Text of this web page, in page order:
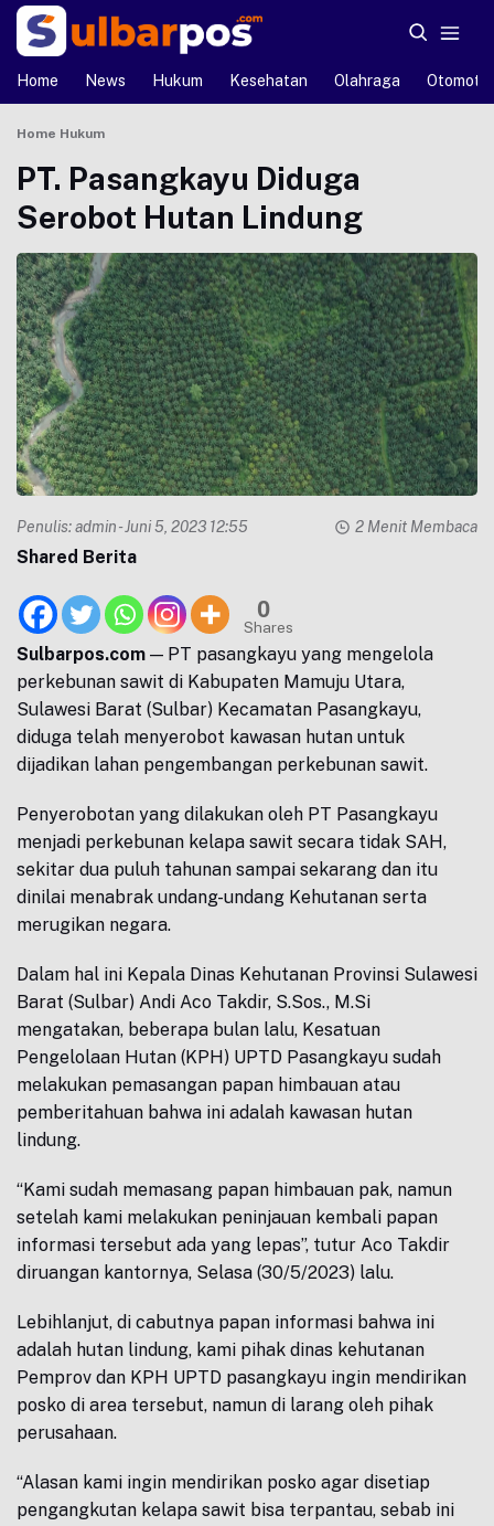
Home News Hukum Kesehatan Olahraga Otomotif
Home Hukum
PT. Pasangkayu Diduga
Serobot Hutan Lindung
Penulis:admin- Juni 5, 2023 12:55 2 Menit Membaca
Shared Berita
0
Shares
Sulbarpos.com — PT pasangkayu yang mengelola
perkebunan sawit di Kabupaten Mamuju Utara,
Sulawesi Barat (Sulbar) Kecamatan Pasangkayu,
diduga telah menyerobot kawasan hutan untuk
dijadikan lahan pengembangan perkebunan sawit.
Penyerobotan yang dilakukan oleh PT Pasangkayu
menjadi perkebunan kelapa sawit secara tidak SAH,
sekitar dua puluh tahunan sampai sekarang dan itu
dinilai menabrak undang-undang Kehutanan serta
merugikan negara.
Dalam hal ini Kepala Dinas Kehutanan Provinsi Sulawesi
Barat (Sulbar) Andi Aco Takdir, S.Sos., M.Si
mengatakan, beberapa bulan lalu, Kesatuan
Pengelolaan Hutan (KPH) UPTD Pasangkayu sudah
melakukan pemasangan papan himbauan atau
pemberitahuan bahwa ini adalah kawasan hutan
lindung.
“Kami sudah memasang papan himbauan pak, namun
setelah kami melakukan peninjauan kembali papan
informasi tersebut ada yang lepas”, tutur Aco Takdir
diruangan kantornya, Selasa (30/5/2023) lalu.
Lebihlanjut, di cabutnya papan informasi bahwa ini
adalah hutan lindung, kami pihak dinas kehutanan
Pemprov dan KPH UPTD pasangkayu ingin mendirikan
posko di area tersebut, namun di larang oleh pihak
perusahaan.
“Alasan kami ingin mendirikan posko agar disetiap
pengangkutan kelapa sawit bisa terpantau, sebab ini